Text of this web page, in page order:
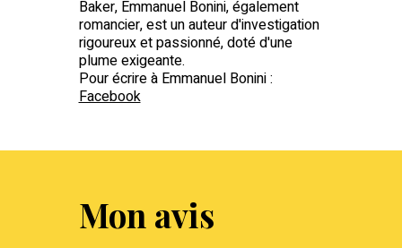
Baker, Emmanuel Bonini, également
romancier, est un auteur d'investigation
rigoureux et passionné, doté d'une
plume exigeante.
Pour écrire à Emmanuel Bonini :
Facebook
Mon avis